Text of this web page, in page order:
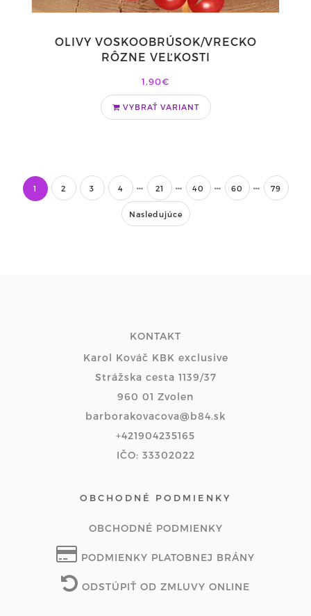
OLIVY VOSKOOBRÚSOK/VRECKO
RÔZNE VEĽKOSTI
1,90€
VYBRAŤ VARIANT
1 2 3 4 21 40 60 79
Nasledujúce
KONTAKT
Karol Kováč KBK exclusive
Strážska cesta 1139/37
960 01 Zvolen
barborakovacova@b84.sk
+421904235165
IČO: 33302022
OBCHODNÉ PODMIENKY
OBCHODNÉ PODMIENKY
PODMIENKY PLATOBNEJ BRÁNY
ODSTÚPIŤ OD ZMLUVY ONLINE